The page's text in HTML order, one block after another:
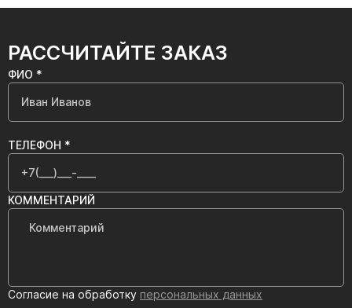
РАССЧИТАЙТЕ ЗАКАЗ
ФИО *
ТЕЛЕФОН *
КОММЕНТАРИЙ
Согласие на обработку персональных данных